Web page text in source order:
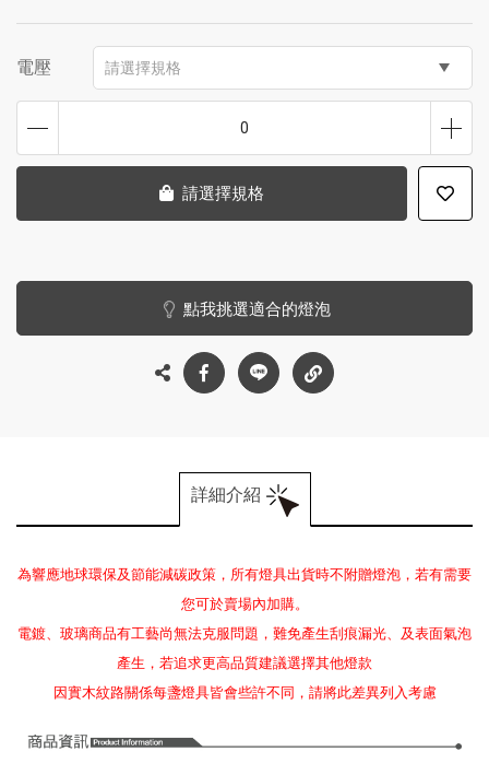
電壓 請選擇規格
0
請選擇規格
點我挑選適合的燈泡
詳細介紹
為響應地球環保及節能減碳政策，所有燈具出貨時不附贈燈泡，若有需要
您可於賣場內加購。
電鍍、玻璃商品有工藝尚無法克服問題，難免產生刮痕漏光、及表面氣泡
產生，若追求更高品質建議選擇其他燈款
因實木紋路關係每盞燈具皆會些許不同，請將此差異列入考慮